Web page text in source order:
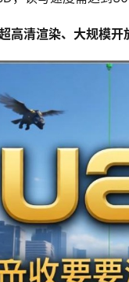
清渲染、大规模开